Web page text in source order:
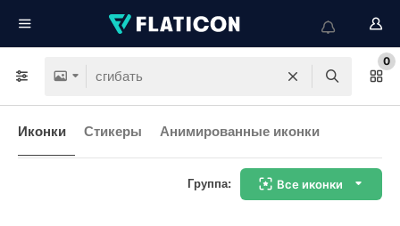
0
Иконки Стикеры Анимированные иконки
Группа: Все иконки